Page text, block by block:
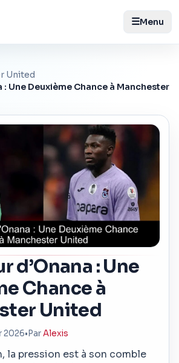
☰Menu
United
: Une Deuxième Chance à Manchester
d’Onana : Une
Chance à
United
2026• ParAlexis
la pression est à son comble